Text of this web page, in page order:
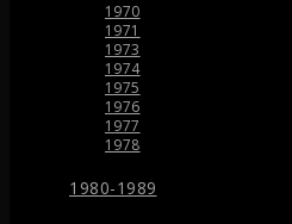
1970
1971
1973
1974
1975
1976
1977
1978
1980-1989